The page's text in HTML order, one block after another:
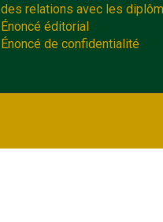
des relations avec les
Énoncé éditorial
Énoncé de confidentialité